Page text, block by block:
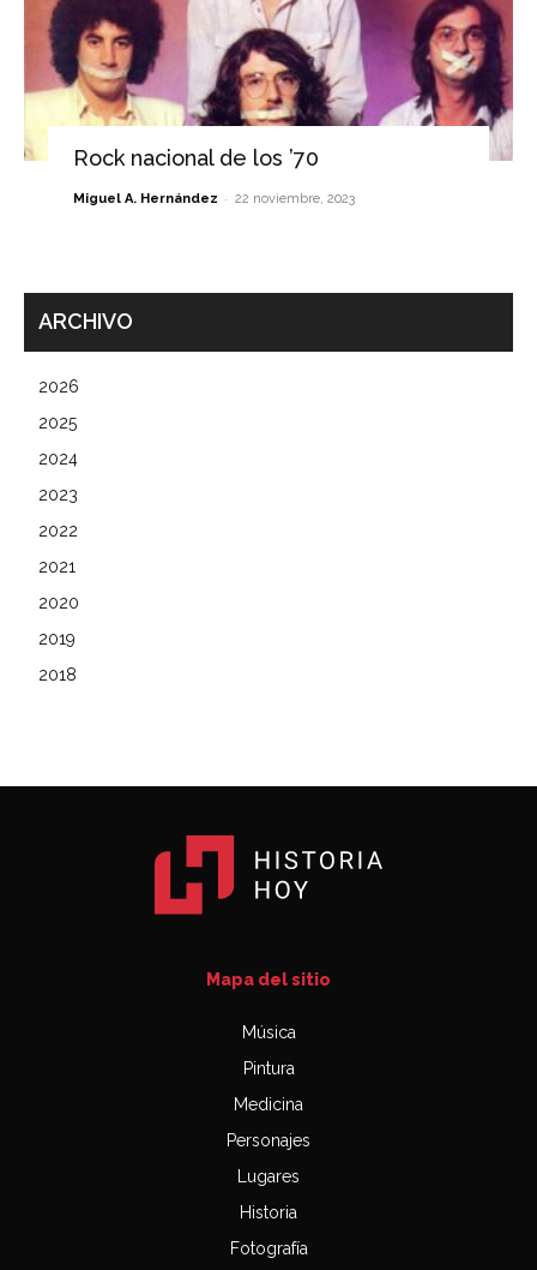
Rock nacional de los ’70
Miguel A. Hernández - 22 noviembre, 2023
ARCHIVO
2026
2025
2024
2023
2022
2021
2020
2019
2018
Mapa del sitio
Música
Pintura
Medicina
Personajes
Lugares
Historia
Fotografía